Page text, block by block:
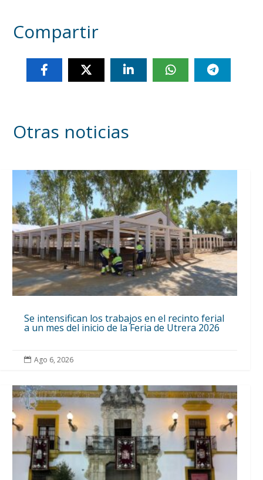
Compartir
Otras noticias
Se intensifican los trabajos en el recinto ferial
a un mes del inicio de la Feria de Utrera 2026
 Ago 6, 2026